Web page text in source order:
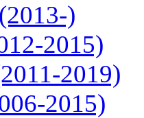
)
2015)
2019)
2015)